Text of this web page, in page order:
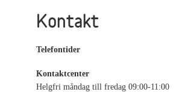
Kontakt
Telefontider
Kontaktcenter
Helgfri måndag till fredag 09:00-11:00